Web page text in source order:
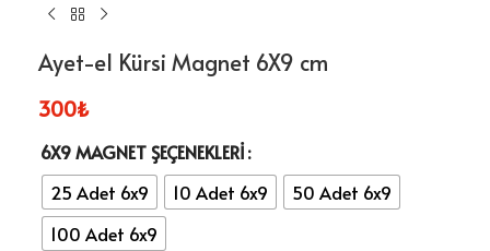
Ayet-el Kürsi Magnet 6X9 cm
300₺
6X9 MAGNET ŞEÇENEKLERI
25 Adet 6x9
10 Adet 6x9
50 Adet 6x9
100 Adet 6x9